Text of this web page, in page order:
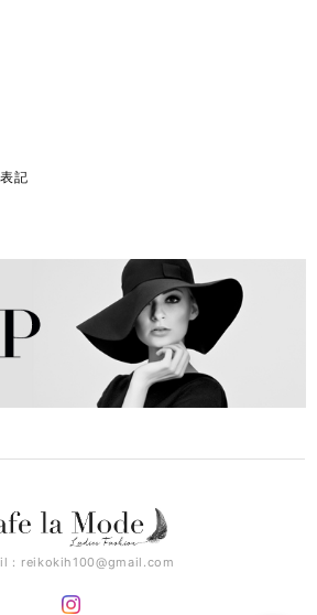
記
reikokih100@gmail.com